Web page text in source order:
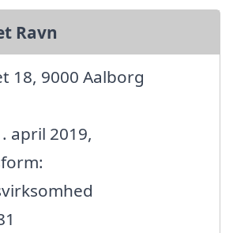
Ravn
18, 9000 Aalborg
april 2019,